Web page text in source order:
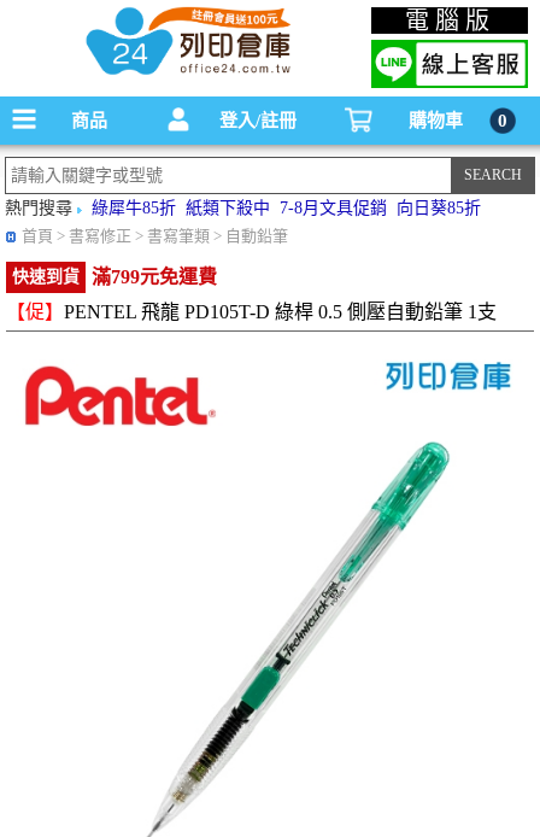
碳粉匣，墨水匣,原廠碳粉匣，副廠碳粉匣，環保碳粉匣,連續供墨印表機-office24列印
倉庫線上購物手機版
電腦版
商品 登入/註冊 購物車 0
熱門搜尋 綠犀牛85折 紙類下殺中 7-8月文具促銷
向日葵85折
首頁 > 書寫修正 > 書寫筆類 > 自動鉛筆
快速到貨
滿799元免運費
【促】 PENTEL 飛龍 PD105T-D 綠桿 0.5 側壓自動鉛筆 1支